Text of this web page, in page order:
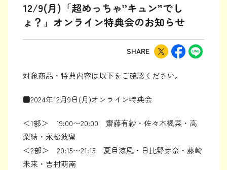
12/9(月)「超めっちゃ”キュン”でし
ょ？」オンライン特典会のお知らせ
SHARE
対象商品・特典内容は以下をご確認ください。
■2024年12月9日(月)オンライン特典会
＜1部＞ 19:00〜20:00 齋藤有紗・佐々木楓菜・高
梨結・永松波留
＜2部＞ 20:15〜21:15 夏目涼風・日比野芽奈・藤崎
未来・吉村萌南